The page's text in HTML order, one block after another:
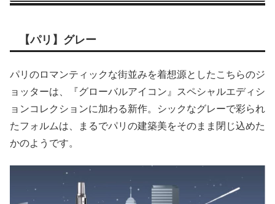
【パリ】グレー
パリのロマンティックな街並みを着想源としたこちらのジ
ョッターは、『グローバルアイコン』スペシャルエディシ
ョンコレクションに加わる新作。シックなグレーで彩られ
たフォルムは、まるでパリの建築美をそのまま閉じ込めた
かのようです。